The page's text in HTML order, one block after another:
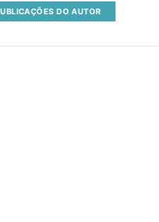
DO AUTOR